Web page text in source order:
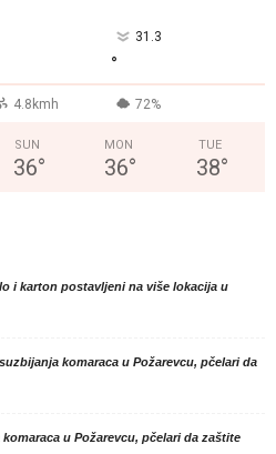
31.3
°
4.8kmh 72%
SUN
36°
MON
36°
TUE
38°
i karton postavljeni na više lokacija u
komaraca u Požarevcu, pčelari da
u Požarevcu, pčelari da zaštite